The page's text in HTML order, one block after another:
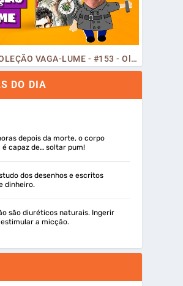
MEMÓRIAS DA COLEÇÃO VAGA-LUME - #153 - Olá, Curiosos! 2023
DO DIA
depois da morte, o corpo
é capaz de… soltar pum!
dos desenhos e escritos
dinheiro.
são diuréticos naturais. Ingerir
a micção.